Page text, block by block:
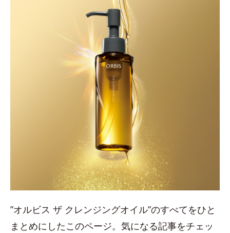
”オルビス ザ クレンジングオイル”のすべてをひと
まとめにしたこのページ。気になる記事をチェッ